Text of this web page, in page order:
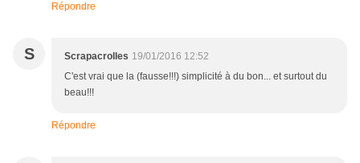
Répondre
S Scrapacrolles 19/01/2016 12:52
C'est vrai que la (fausse!!!) simplicité à du bon... et surtout du
beau!!!
Répondre